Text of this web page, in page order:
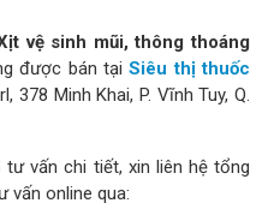
vệ sinh mũi, thông thoáng
được bán tại Siêu thị thuốc
378 Minh Khai, P. Vĩnh Tuy, Q.
tư vấn chi tiết, xin liên hệ tổng
vấn online qua: